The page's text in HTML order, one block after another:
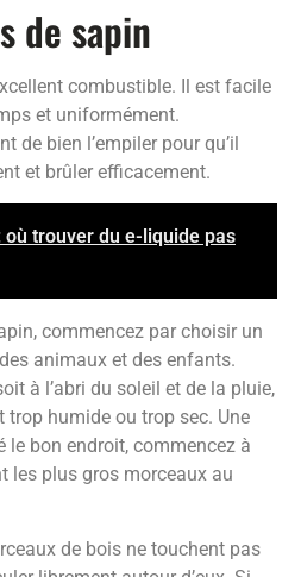
de sapin
combustible. Il est facile
et uniformément.
de bien l’empiler pour qu’il
et brûler efficacement.
où trouver du e-liquide pas
commencez par choisir un
animaux et des enfants.
à l’abri du soleil et de la pluie,
humide ou trop sec. Une
le bon endroit, commencez à
les plus gros morceaux au
de bois ne touchent pas